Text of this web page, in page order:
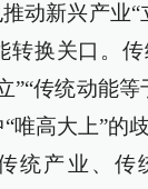
动新兴产业
转换关口。
”“传统动能
唯高大上”的
统产业、传